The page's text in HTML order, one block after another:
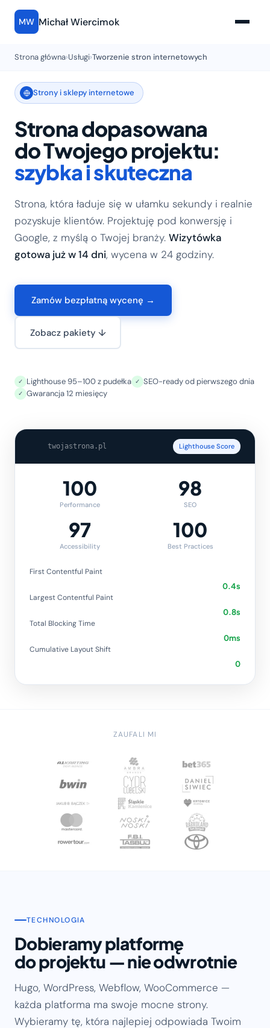
MW Michał Wiercimok
Strona główna›Usługi›Tworzenie stron internetowych
Strony i sklepy internetowe
Strona dopasowana
do Twojego projektu:
szybka i skuteczna
Strona, która ładuje się w ułamku sekundy i realnie
pozyskuje klientów. Projektuję pod konwersję i
Google, z myślą o Twojej branży. Wizytówka
gotowa już w 14 dni, wycena w 24 godziny.
Zamów bezpłatną wycenę →
Zobacz pakiety ↓
✓ Lighthouse 95–100 z pudełka ✓ SEO-ready od pierwszego dnia
✓ Gwarancja 12 miesięcy
twojastrona.pl Lighthouse Score
100
Performance
98
SEO
97
Accessibility
100
Best Practices
First Contentful Paint
0.4s
Largest Contentful Paint
0.8s
Total Blocking Time
0ms
Cumulative Layout Shift
0
ZAUFALI MI
TECHNOLOGIA
Dobieramy platformę
do projektu — nie odwrotnie
Hugo, WordPress, Webflow, WooCommerce —
każda platforma ma swoje mocne strony.
Wybieramy tę, która najlepiej odpowiada Twoim